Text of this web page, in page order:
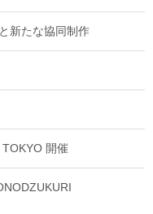
新たな協同制作
開催